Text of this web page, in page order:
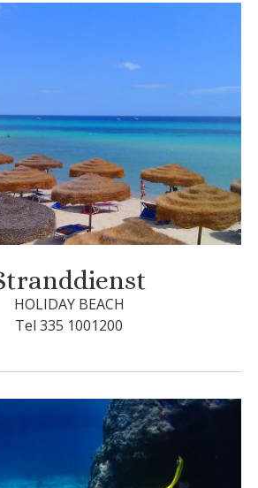
HOLIDAY BEACH
Tel 335 1001200